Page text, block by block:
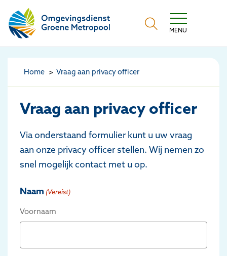
Omgevingsdienst Groene Metropool
MENU
Home Vraag aan privacy officer
Vraag aan privacy officer
Via onderstaand formulier kunt u uw vraag
aan onze privacy officer stellen. Wij nemen zo
snel mogelijk contact met u op.
Naam (Vereist)
Voornaam